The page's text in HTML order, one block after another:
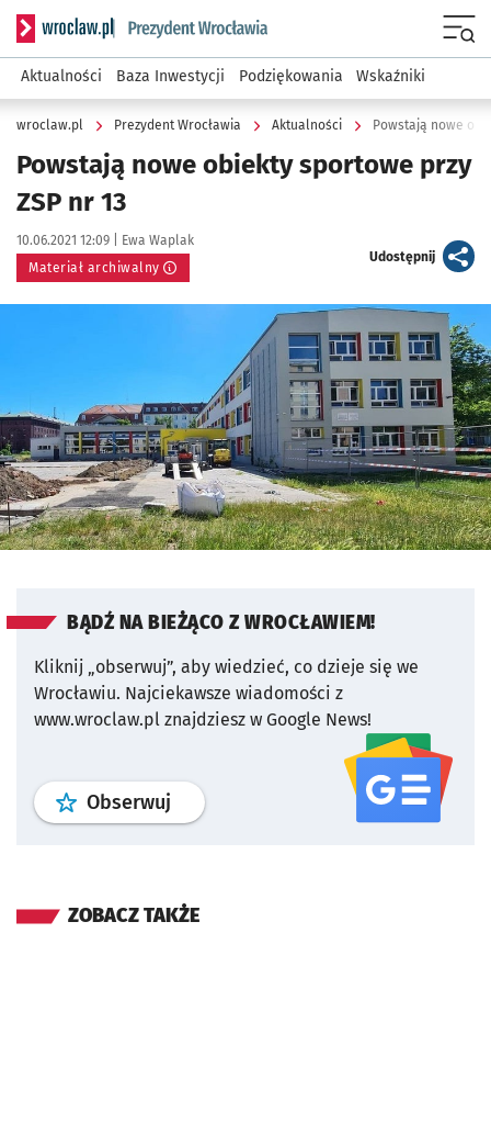
Serwis informacyjny wroclaw.pl podserwis: Prezydent
Aktualności Baza Inwestycji Podziękowania Wskaźniki
wroclaw.pl Prezydent Wrocławia Aktualności Powstają nowe
Powstają nowe obiekty sportowe przy
ZSP nr 13
Data publikacji:
10.06.2021 12:09 | Autor:
Ewa Waplak
Materiał archiwalny
Udostępnijartykuł
BĄDŹ NA BIEŻĄCO Z WROCŁAWIEM!
Kliknij „obserwuj”, aby wiedzieć, co dzieje się we
Wrocławiu. Najciekawsze wiadomości z
www.wroclaw.pl znajdziesz w Google News!
Obserwuj profil serwisu
ZOBACZ TAKŻE